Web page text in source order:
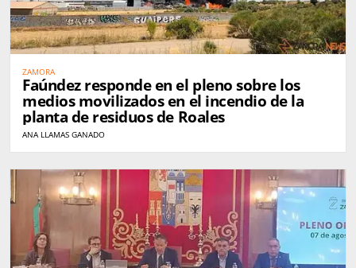
ZAMORA
Faúndez responde en el pleno sobre los
medios movilizados en el incendio de la
planta de residuos de Roales
ANA LLAMAS GANADO